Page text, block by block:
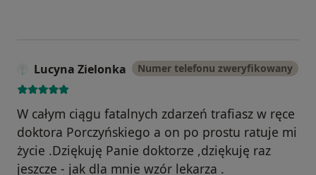
Lucyna Zielonka Numer telefonu zweryfikowany
W całym ciągu fatalnych zdarzeń trafiasz w ręce
doktora Porczyńskiego a on po prostu ratuje mi
życie .Dziękuję Panie doktorze ,dziękuję raz
jeszcze - jak dla mnie wzór lekarza .